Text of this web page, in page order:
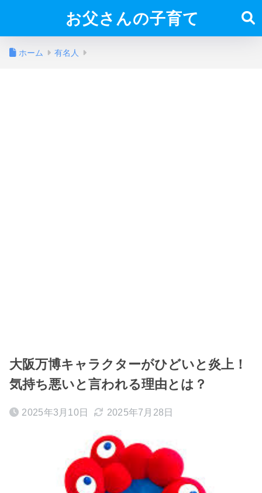
お父さんの子育て
ホーム 有名人
大阪万博キャラクターがひどいと炎上！
気持ち悪いと言われる理由とは？
2025年3月10日 2025年7月28日